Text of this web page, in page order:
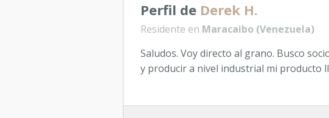
Perfil de Derek H.
Residente en Maracaibo (Venezuela)
Saludos. Voy directo al grano. Busco
y producir a nivel industrial mi producto